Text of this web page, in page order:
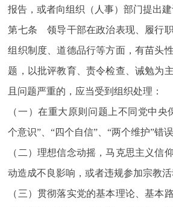
报告，或者向组织（人事）部门提出建
第七条 领导干部在政治表现、履行
组织制度、道德品行等方面，有苗头
题，以批评教育、责令检查、诫勉为
且问题严重的，应当受到组织处理：
（一）在重大原则问题上不同党中央
个意识”、“四个自信”、“两个维护”错
（二）理想信念动摇，马克思主义信
动造成不良影响，或者违规参加宗教活
（三）贯彻落实党的基本理论、基本